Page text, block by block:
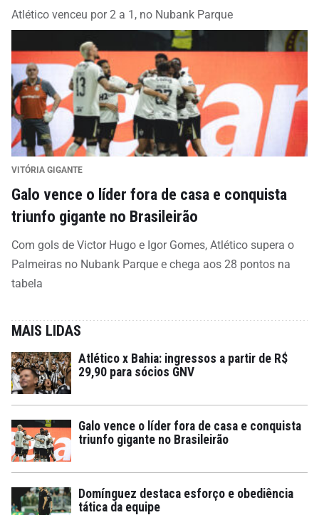
Atlético venceu por 2 a 1, no Nubank Parque
VITÓRIA GIGANTE
Galo vence o líder fora de casa e conquista
triunfo gigante no Brasileirão
Com gols de Victor Hugo e Igor Gomes, Atlético supera o
Palmeiras no Nubank Parque e chega aos 28 pontos na
tabela
MAIS LIDAS
Atlético x Bahia: ingressos a partir de R$
29,90 para sócios GNV
Galo vence o líder fora de casa e conquista
triunfo gigante no Brasileirão
Domínguez destaca esforço e obediência
tática da equipe